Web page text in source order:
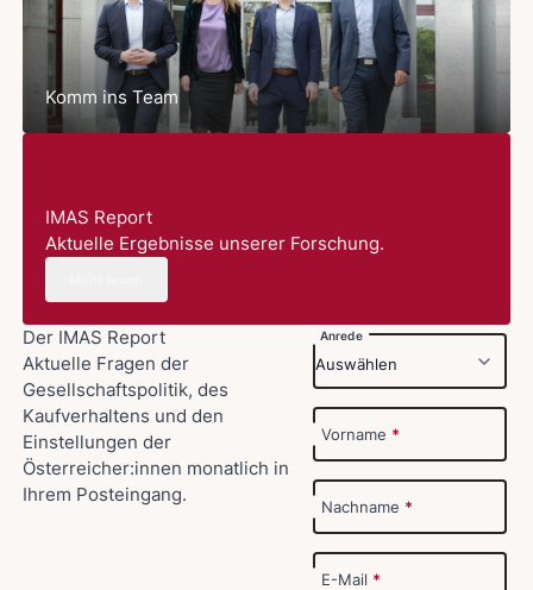
Komm ins Team
IMAS Report
Aktuelle Ergebnisse unserer Forschung.
Der IMAS Report
Aktuelle Fragen der
Gesellschaftspolitik, des
Kaufverhaltens und den
Einstellungen der
Österreicher:innen monatlich in
Ihrem Posteingang.
Anrede
Vorname *
Nachname *
E-Mail *